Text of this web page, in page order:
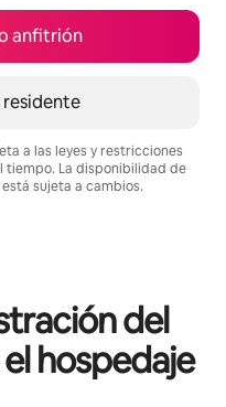
anfitrión
a las leyes y restricciones
tiempo. La disponibilidad de
sujeta a cambios.
del
hospedaje